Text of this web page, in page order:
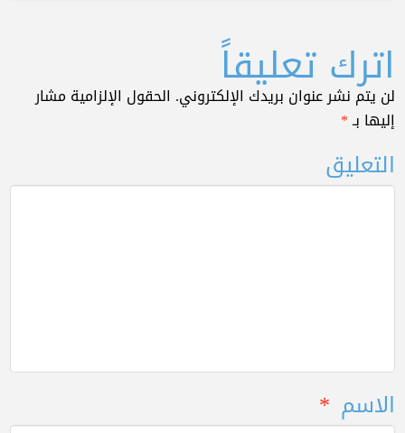
اترك تعليقاً
لن يتم نشر عنوان بريدك الإلكتروني. الحقول الإلزامية مشار
إليها بـ*
التعليق
الاسم *